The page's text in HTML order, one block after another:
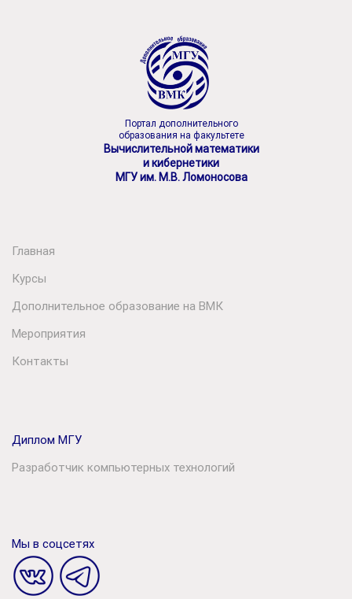
Портал дополнительного
образования на факультете
Вычислительной математики
и кибернетики
МГУ им. М.В. Ломоносова
Главная
Курсы
Дополнительное образование на ВМК
Мероприятия
Контакты
Диплом МГУ
Разработчик компьютерных технологий
Мы в соцсетях